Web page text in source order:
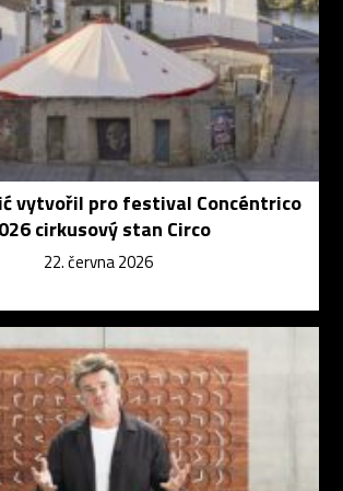
vytvořil pro festival Concéntrico
cirkusový stan Circo
22. června 2026